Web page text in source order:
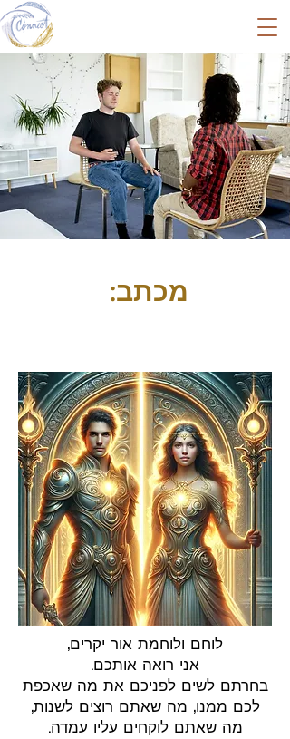
מכתב:
לוחם ולוחמת אור יקרים,
אני רואה אותכם.
בחרתם לשים לפניכם את מה שאכפת
לכם ממנו, מה שאתם רוצים לשנות,
מה שאתם לוקחים עליו עמדה.